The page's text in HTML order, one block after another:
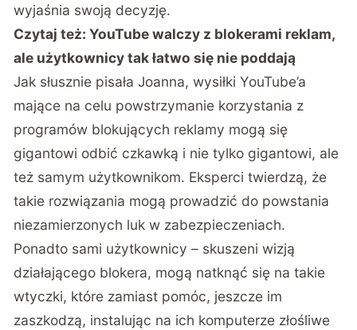
wyjaśnia swoją decyzję.
Czytaj też:YouTube walczy z blokerami reklam,
ale użytkownicy tak łatwo się nie poddają
Jak słusznie pisała Joanna, wysiłki YouTube’a
mające na celu powstrzymanie korzystania z
programów blokujących reklamy mogą się
gigantowi odbić czkawką i nie tylko gigantowi, ale
też samym użytkownikom. Eksperci twierdzą, że
takie rozwiązania mogą prowadzić do powstania
niezamierzonych luk w zabezpieczeniach.
Ponadto sami użytkownicy – skuszeni wizją
działającego blokera, mogą natknąć się na takie
wtyczki, które zamiast pomóc, jeszcze im
zaszkodzą, instalując na ich komputerze złośliwe